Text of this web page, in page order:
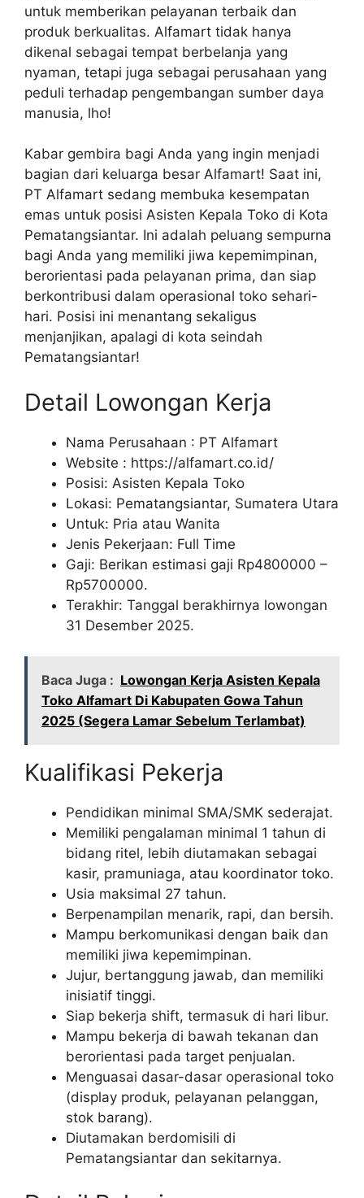
untuk memberikan pelayanan terbaik dan
produk berkualitas. Alfamart tidak hanya
dikenal sebagai tempat berbelanja yang
nyaman, tetapi juga sebagai perusahaan yang
peduli terhadap pengembangan sumber daya
manusia, lho!
Kabar gembira bagi Anda yang ingin menjadi
bagian dari keluarga besar Alfamart! Saat ini,
PT Alfamart sedang membuka kesempatan
emas untuk posisi Asisten Kepala Toko di Kota
Pematangsiantar. Ini adalah peluang sempurna
bagi Anda yang memiliki jiwa kepemimpinan,
berorientasi pada pelayanan prima, dan siap
berkontribusi dalam operasional toko sehari-
hari. Posisi ini menantang sekaligus
menjanjikan, apalagi di kota seindah
Pematangsiantar!
Detail Lowongan Kerja
Nama Perusahaan : PT Alfamart
Website : https://alfamart.co.id/
Posisi: Asisten Kepala Toko
Lokasi: Pematangsiantar, Sumatera Utara
Untuk: Pria atau Wanita
Jenis Pekerjaan: Full Time
Gaji: Berikan estimasi gaji Rp4800000 –
Rp5700000.
Terakhir: Tanggal berakhirnya lowongan
31 Desember 2025.
Baca Juga : Lowongan Kerja Asisten Kepala
Toko Alfamart Di Kabupaten Gowa Tahun
2025 (Segera Lamar Sebelum Terlambat)
Kualifikasi Pekerja
Pendidikan minimal SMA/SMK sederajat.
Memiliki pengalaman minimal 1 tahun di
bidang ritel, lebih diutamakan sebagai
kasir, pramuniaga, atau koordinator toko.
Usia maksimal 27 tahun.
Berpenampilan menarik, rapi, dan bersih.
Mampu berkomunikasi dengan baik dan
memiliki jiwa kepemimpinan.
Jujur, bertanggung jawab, dan memiliki
inisiatif tinggi.
Siap bekerja shift, termasuk di hari libur.
Mampu bekerja di bawah tekanan dan
berorientasi pada target penjualan.
Menguasai dasar-dasar operasional toko
(display produk, pelayanan pelanggan,
stok barang).
Diutamakan berdomisili di
Pematangsiantar dan sekitarnya.